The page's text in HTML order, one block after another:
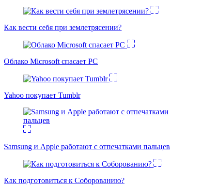
Как вести себя при землетрясении?
Облако Microsoft спасает PC
Yahoo покупает Tumblr
Samsung и Apple работают с отпечатками пальцев
Как подготовиться к Соборованию?